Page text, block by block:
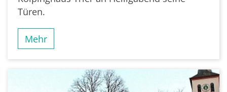
Türen.
Mehr